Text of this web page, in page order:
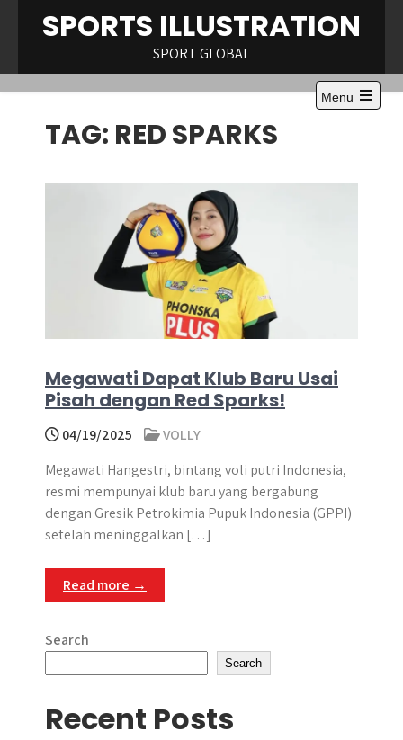
SPORTS ILLUSTRATION
SPORT GLOBAL
Menu
Open
TAG: RED SPARKS
Megawati Dapat Klub Baru Usai
Pisah dengan Red Sparks!
04/19/2025
VOLLY
Megawati Hangestri, bintang voli putri Indonesia,
resmi mempunyai klub baru yang bergabung
dengan Gresik Petrokimia Pupuk Indonesia (GPPI)
setelah meninggalkan […]
Read more →
Search
Search
Recent Posts